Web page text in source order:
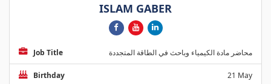
ISLAM GABER
Job Title محاضر مادة الكيمياء وباحث في الطاقة المتجددة
Birthday 21 May